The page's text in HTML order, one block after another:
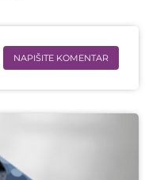
NAPIŠITE KOMENTAR